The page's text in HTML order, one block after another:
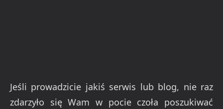
Jeśli prowadzicie jakiś serwis lub blog, nie raz
zdarzyło się Wam w pocie czoła poszukiwać